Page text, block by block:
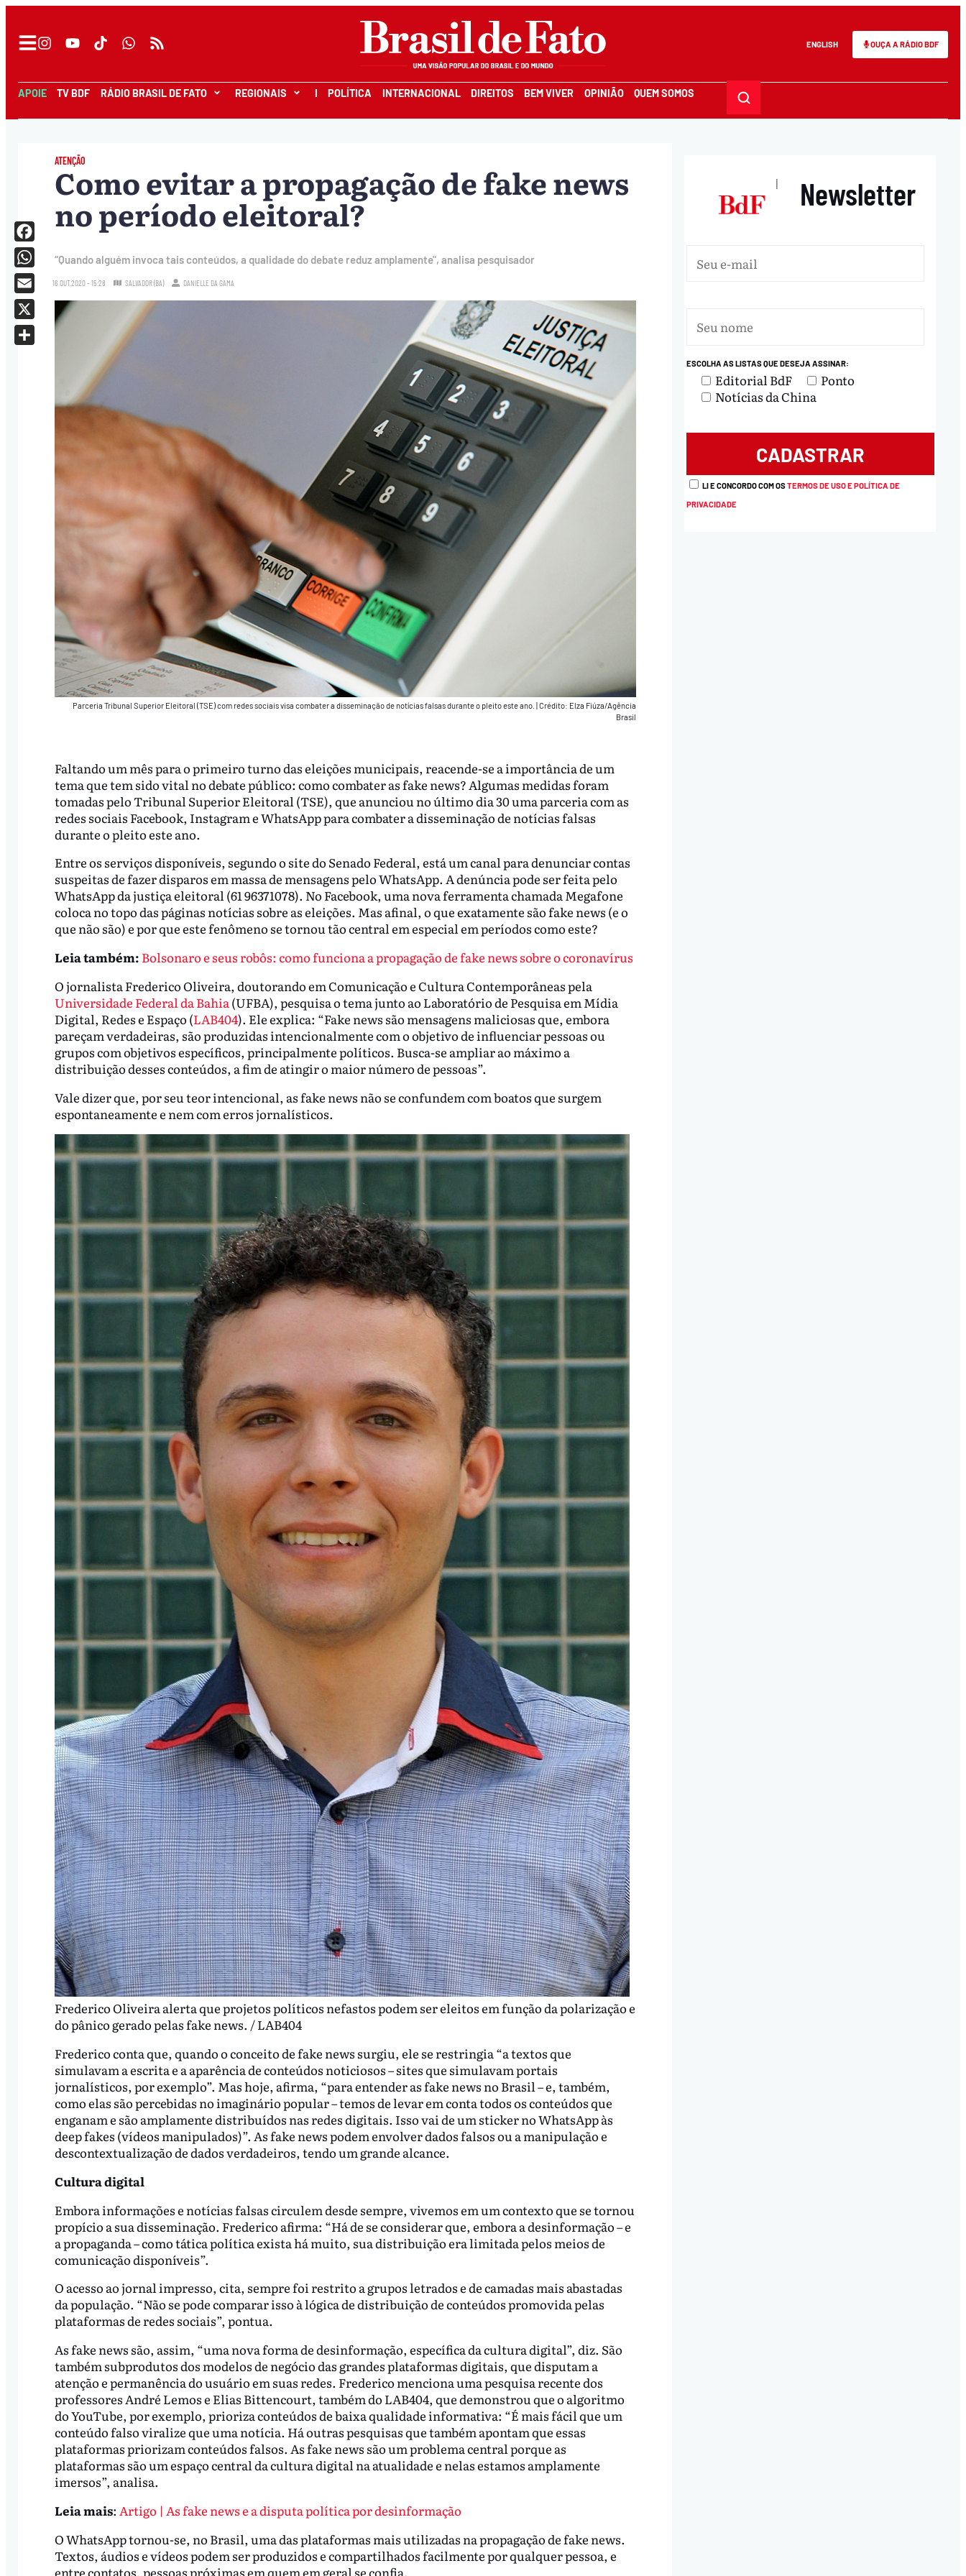
ENGLISH OUÇA A RÁDIO BDF
APOIE TV BDF RÁDIO BRASIL DE FATO REGIONAIS I POLÍTICA INTERNACIONAL DIREITOS BEM VIVER OPINIÃO QUEM SOMOS
ATENÇÃO
Como evitar a propagação de fake news
no período eleitoral?
“Quando alguém invoca tais conteúdos, a qualidade do debate reduz amplamente", analisa pesquisador
16.OUT.2020 - 15:28 SALVADOR (BA) DANIELLE DA GAMA
Parceria Tribunal Superior Eleitoral (TSE) com redes sociais visa combater a disseminação de notícias falsas durante o pleito este ano. |Crédito: Elza Fiúza/Agência
Brasil
Faltando um mês para o primeiro turno das eleições municipais, reacende-se a importância de um
tema que tem sido vital no debate público: como combater as fake news? Algumas medidas foram
tomadas pelo Tribunal Superior Eleitoral (TSE), que anunciou no último dia 30 uma parceria com as
redes sociais Facebook, Instagram e WhatsApp para combater a disseminação de notícias falsas
durante o pleito este ano.
Entre os serviços disponíveis, segundo o site do Senado Federal, está um canal para denunciar contas
suspeitas de fazer disparos em massa de mensagens pelo WhatsApp. A denúncia pode ser feita pelo
WhatsApp da justiça eleitoral (61 96371078). No Facebook, uma nova ferramenta chamada Megafone
coloca no topo das páginas notícias sobre as eleições. Mas afinal, o que exatamente são fake news (e o
que não são) e por que este fenômeno se tornou tão central em especial em períodos como este?
Leia também: Bolsonaro e seus robôs: como funciona a propagação de fake news sobre o coronavírus
O jornalista Frederico Oliveira, doutorando em Comunicação e Cultura Contemporâneas pela
Universidade Federal da Bahia(UFBA), pesquisa o tema junto ao Laboratório de Pesquisa em Mídia
Digital, Redes e Espaço (LAB404). Ele explica: “Fake news são mensagens maliciosas que, embora
pareçam verdadeiras, são produzidas intencionalmente com o objetivo de influenciar pessoas ou
grupos com objetivos específicos, principalmente políticos. Busca-se ampliar ao máximo a
distribuição desses conteúdos, a fim de atingir o maior número de pessoas”.
Vale dizer que, por seu teor intencional, as fake news não se confundem com boatos que surgem
espontaneamente e nem com erros jornalísticos.
Frederico Oliveira alerta que projetos políticos nefastos podem ser eleitos em função da polarização e
do pânico gerado pelas fake news. / LAB404
Frederico conta que, quando o conceito de fake news surgiu, ele se restringia “a textos que
simulavam a escrita e a aparência de conteúdos noticiosos – sites que simulavam portais
jornalísticos, por exemplo”. Mas hoje, afirma, “para entender as fake news no Brasil – e, também,
como elas são percebidas no imaginário popular – temos de levar em conta todos os conteúdos que
enganam e são amplamente distribuídos nas redes digitais. Isso vai de um sticker no WhatsApp às
deep fakes (vídeos manipulados)”. As fake news podem envolver dados falsos ou a manipulação e
descontextualização de dados verdadeiros, tendo um grande alcance.
Cultura digital
Embora informações e notícias falsas circulem desde sempre, vivemos em um contexto que se tornou
propício a sua disseminação. Frederico afirma: “Há de se considerar que, embora a desinformação – e
a propaganda – como tática política exista há muito, sua distribuição era limitada pelos meios de
comunicação disponíveis”.
O acesso ao jornal impresso, cita, sempre foi restrito a grupos letrados e de camadas mais abastadas
da população. “Não se pode comparar isso à lógica de distribuição de conteúdos promovida pelas
plataformas de redes sociais”, pontua.
As fake news são, assim, “uma nova forma de desinformação, específica da cultura digital”, diz. São
também subprodutos dos modelos de negócio das grandes plataformas digitais, que disputam a
atenção e permanência do usuário em suas redes. Frederico menciona uma pesquisa recente dos
professores André Lemos e Elias Bittencourt, também do LAB404, que demonstrou que o algoritmo
do YouTube, por exemplo, prioriza conteúdos de baixa qualidade informativa: “É mais fácil que um
conteúdo falso viralize que uma notícia. Há outras pesquisas que também apontam que essas
plataformas priorizam conteúdos falsos. As fake news são um problema central porque as
plataformas são um espaço central da cultura digital na atualidade e nelas estamos amplamente
imersos”, analisa.
Leia mais: Artigo | As fake news e a disputa política por desinformação
O WhatsApp tornou-se, no Brasil, uma das plataformas mais utilizadas na propagação de fake news.
Textos, áudios e vídeos podem ser produzidos e compartilhados facilmente por qualquer pessoa, e
entre contatos, pessoas próximas em quem em geral se confia.
Facebook
WhatsApp
Email
X
| Newsletter
ESCOLHA AS LISTAS QUE DESEJA ASSINAR:
Editorial BdF
Ponto
Notícias da China
LI E CONCORDO COM OSTERMOS DE USO E POLÍTICA DE
PRIVACIDADE